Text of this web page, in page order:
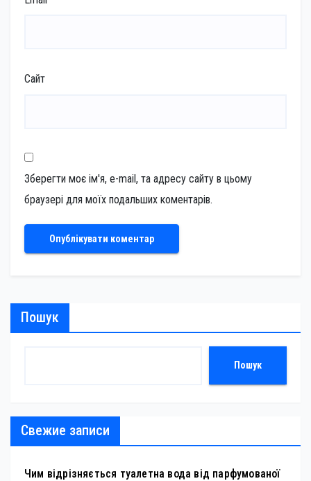
Сайт
Зберегти моє ім'я, e-mail, та адресу сайту в цьому
браузері для моїх подальших коментарів.
Пошук
Пошук
Свежие записи
Чим відрізняється туалетна вода від парфумованої